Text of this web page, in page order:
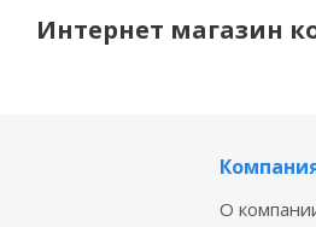
Интернет магазин
О